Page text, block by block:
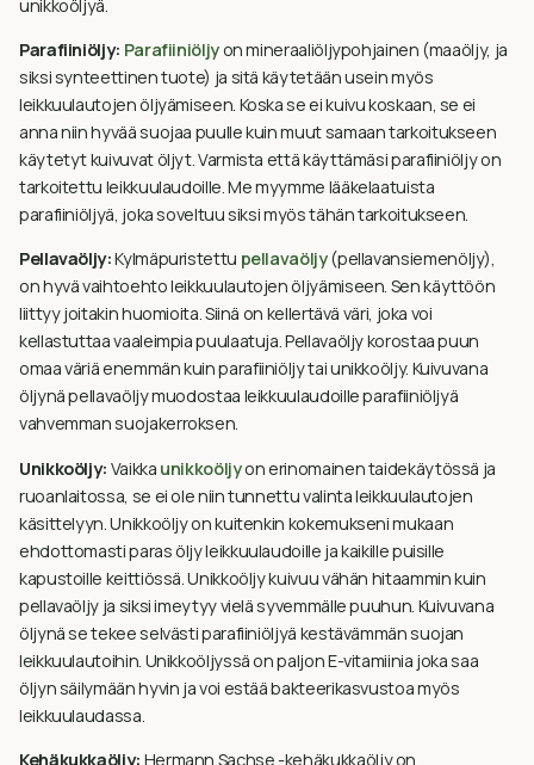
unikkoöljyä.
Parafiiniöljy: Parafiiniöljyon mineraaliöljypohjainen (maaöljy, ja
siksi synteettinen tuote) ja sitä käytetään usein myös
leikkuulautojen öljyämiseen. Koska se ei kuivu koskaan, se ei
anna niin hyvää suojaa puulle kuin muut samaan tarkoitukseen
käytetyt kuivuvat öljyt. Varmista että käyttämäsi parafiiniöljy on
tarkoitettu leikkuulaudoille. Me myymme lääkelaatuista
parafiiniöljyä, joka soveltuu siksi myös tähän tarkoitukseen.
Pellavaöljy:Kylmäpuristettu pellavaöljy(pellavansiemenöljy),
on hyvä vaihtoehto leikkuulautojen öljyämiseen. Sen käyttöön
liittyy joitakin huomioita. Siinä on kellertävä väri, joka voi
kellastuttaa vaaleimpia puulaatuja. Pellavaöljy korostaa puun
omaa väriä enemmän kuin parafiiniöljy tai unikkoöljy. Kuivuvana
öljynä pellavaöljy muodostaa leikkuulaudoille parafiiniöljyä
vahvemman suojakerroksen.
Unikkoöljy: Vaikka unikkoöljyon erinomainen taidekäytössä ja
ruoanlaitossa, se ei ole niin tunnettu valinta leikkuulautojen
käsittelyyn. Unikkoöljy on kuitenkin kokemukseni mukaan
ehdottomasti paras öljy leikkuulaudoille ja kaikille puisille
kapustoille keittiössä. Unikkoöljy kuivuu vähän hitaammin kuin
pellavaöljy ja siksi imeytyy vielä syvemmälle puuhun. Kuivuvana
öljynä se tekee selvästi parafiiniöljyä kestävämmän suojan
leikkuulautoihin. Unikkoöljyssä on paljon E-vitamiinia joka saa
öljyn säilymään hyvin ja voi estää bakteerikasvustoa myös
leikkuulaudassa.
Kehäkukkaöljy: Hermann Sachse -kehäkukkaöljy on